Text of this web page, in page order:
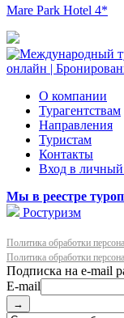
Mare Park Hotel 4*
О компании
Турагентствам
Направления
Туристам
Контакты
Вход в личный
Мы в реестре
Ростуризм
Политика обработки
Политика обработки
E-mail
→